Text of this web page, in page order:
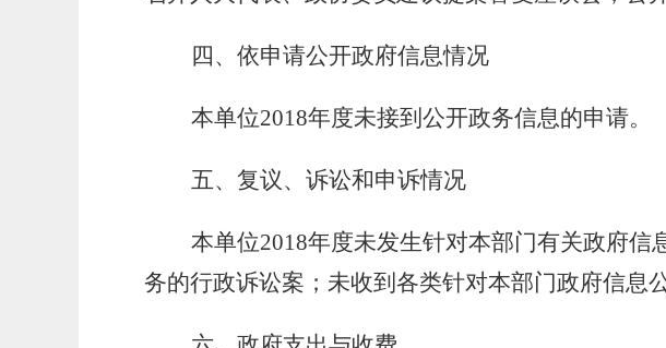
四、依申请公开政府信息情况
本单位2018年度未接到公开政务信息的申请。
五、复议、诉讼和申诉情况
本单位2018年度未发生针对本部门有关政府信
务的行政诉讼案；未收到各类针对本部门政府信息